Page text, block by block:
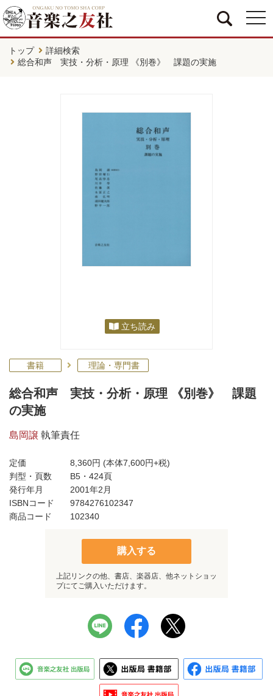
トップ
詳細検索
総合和声 実技・分析・原理 《別巻》 課題の実施
立ち読み
書籍 理論・専門書
総合和声 実技・分析・原理 《別巻》 課題
の実施
島岡譲 執筆責任
定価 8,360円 (本体7,600円+税)
判型・頁数
B5・424頁
発行年月
2001年2月
ISBNコード
9784276102347
商品コード
102340
購入する
上記リンクの他、書店、楽器店、他ネットショッ
プにてご購入いただけます。